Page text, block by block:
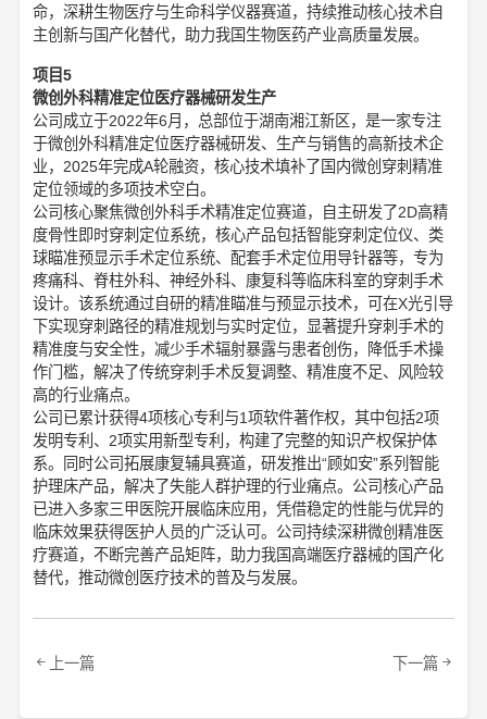
命，深耕生物医疗与生命科学仪器赛道，持续推动核心技术自
主创新与国产化替代，助力我国生物医药产业高质量发展。
项目5
微创外科精准定位医疗器械研发生产
公司成立于2022年6月，总部位于湖南湘江新区，是一家专注
于微创外科精准定位医疗器械研发、生产与销售的高新技术企
业，2025年完成A轮融资，核心技术填补了国内微创穿刺精准
定位领域的多项技术空白。
公司核心聚焦微创外科手术精准定位赛道，自主研发了2D高精
度骨性即时穿刺定位系统，核心产品包括智能穿刺定位仪、类
球瞄准预显示手术定位系统、配套手术定位用导针器等，专为
疼痛科、脊柱外科、神经外科、康复科等临床科室的穿刺手术
设计。该系统通过自研的精准瞄准与预显示技术，可在X光引导
下实现穿刺路径的精准规划与实时定位，显著提升穿刺手术的
精准度与安全性，减少手术辐射暴露与患者创伤，降低手术操
作门槛，解决了传统穿刺手术反复调整、精准度不足、风险较
高的行业痛点。
公司已累计获得4项核心专利与1项软件著作权，其中包括2项
发明专利、2项实用新型专利，构建了完整的知识产权保护体
系。同时公司拓展康复辅具赛道，研发推出“顾如安”系列智能
护理床产品，解决了失能人群护理的行业痛点。公司核心产品
已进入多家三甲医院开展临床应用，凭借稳定的性能与优异的
临床效果获得医护人员的广泛认可。公司持续深耕微创精准医
疗赛道，不断完善产品矩阵，助力我国高端医疗器械的国产化
替代，推动微创医疗技术的普及与发展。
上一篇 下一篇